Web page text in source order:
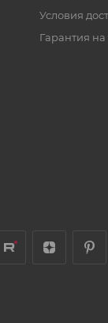
Условия
Гарантия на